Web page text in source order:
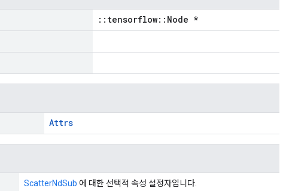
::tensorflow::Node *
Attrs
ScatterNdSub 에 대한 선택적 속성 설정자입니다.